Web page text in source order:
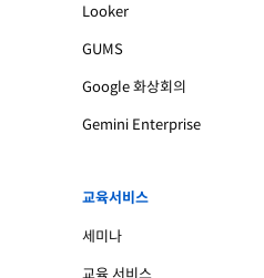
Looker
GUMS
Google 화상회의
Gemini Enterprise
교육서비스
세미나
교육 서비스